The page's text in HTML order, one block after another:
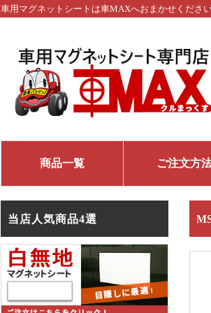
車用マグネットシートは車MAXへおまかせくださ
商品一覧 ご注文方
当店人気商品4選